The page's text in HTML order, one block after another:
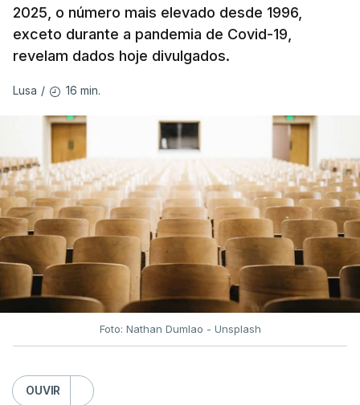
2025, o número mais elevado desde 1996,
exceto durante a pandemia de Covid-19,
revelam dados hoje divulgados.
Lusa / 16 min.
Foto: Nathan Dumlao - Unsplash
OUVIR